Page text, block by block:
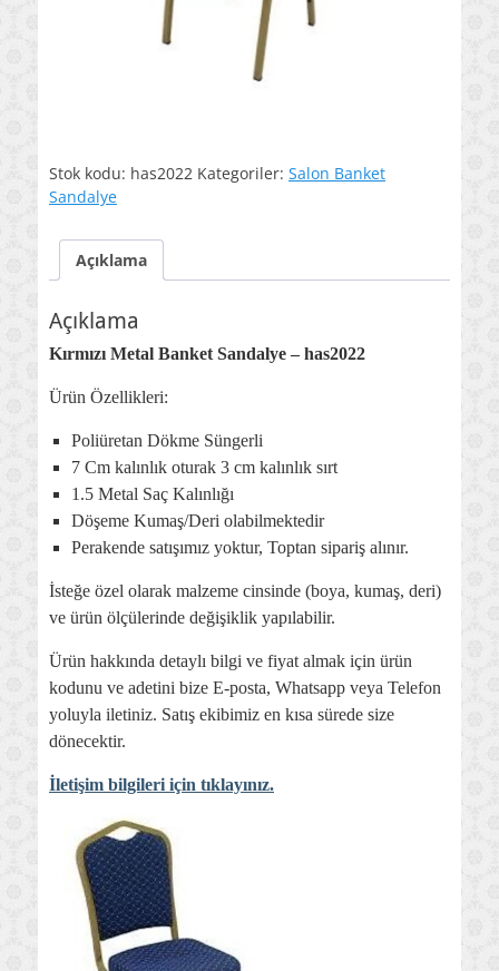
Stok kodu: has2022 Kategoriler: Salon Banket
Sandalye
Açıklama
Açıklama
Kırmızı Metal Banket Sandalye – has2022
Ürün Özellikleri:
Poliüretan Dökme Süngerli
7 Cm kalınlık oturak 3 cm kalınlık sırt
1.5 Metal Saç Kalınlığı
Döşeme Kumaş/Deri olabilmektedir
Perakende satışımız yoktur, Toptan sipariş alınır.
İsteğe özel olarak malzeme cinsinde (boya, kumaş, deri)
ve ürün ölçülerinde değişiklik yapılabilir.
Ürün hakkında detaylı bilgi ve fiyat almak için ürün
kodunu ve adetini bize E-posta, Whatsapp veya Telefon
yoluyla iletiniz. Satış ekibimiz en kısa sürede size
dönecektir.
İletişim bilgileri için tıklayınız.